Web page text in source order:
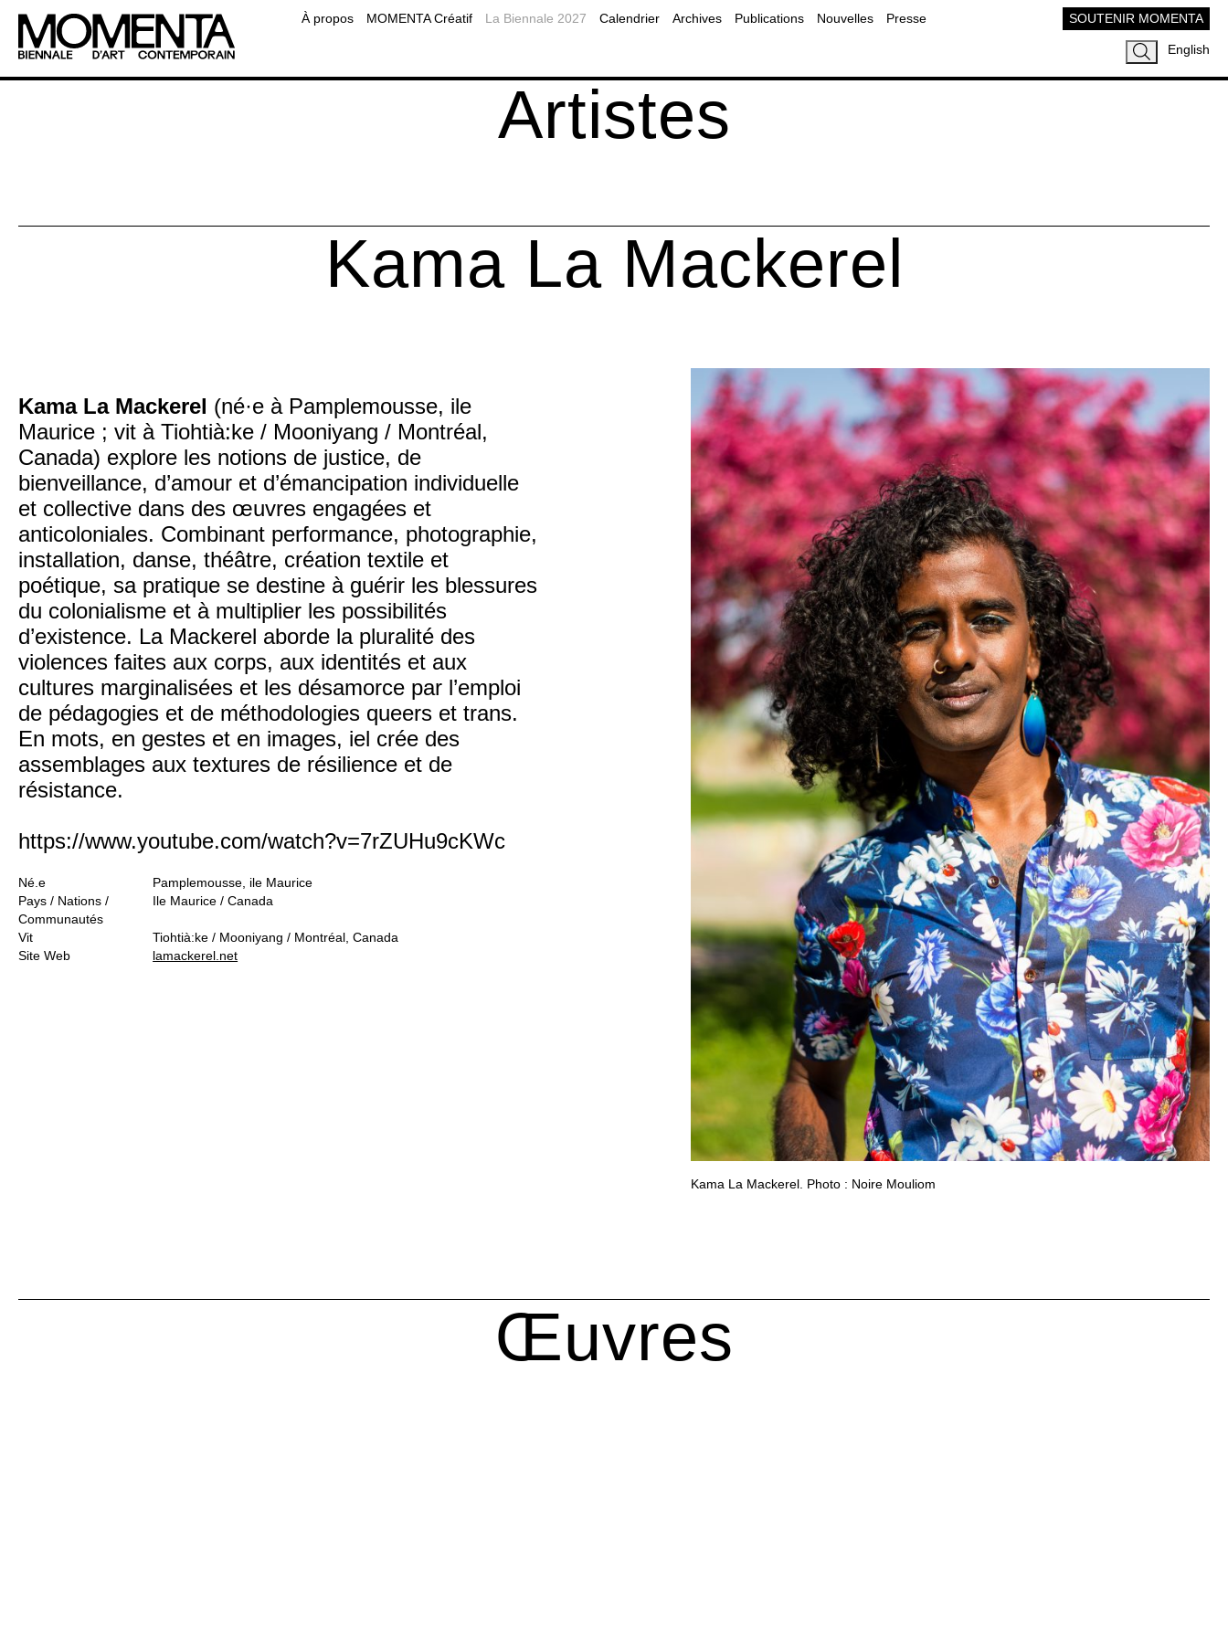
À propos
Contact
MOMENTA Créatif
2017
La Biennale 2027
Accessibilité
Calendrier Archives
Programmes publicsPublications Nouvelles Presse SOUTENIR MOMENTA
English
Artistes
Kama La Mackerel
Kama La Mackerel (né·e à Pamplemousse, ile
Maurice ; vit à Tiohtià:ke / Mooniyang / Montréal,
Canada) explore les notions de justice, de
bienveillance, d’amour et d’émancipation individuelle
et collective dans des œuvres engagées et
anticoloniales. Combinant performance, photographie,
installation, danse, théâtre, création textile et
poétique, sa pratique se destine à guérir les blessures
du colonialisme et à multiplier les possibilités
d’existence. La Mackerel aborde la pluralité des
violences faites aux corps, aux identités et aux
cultures marginalisées et les désamorce par l’emploi
de pédagogies et de méthodologies queers et trans.
En mots, en gestes et en images, iel crée des
assemblages aux textures de résilience et de
résistance.
https://www.youtube.com/watch?v=7rZUHu9cKWc
Né.e
Pamplemousse, ile Maurice
Pays / Nations /
Communautés
Ile Maurice / Canada
Vit
Tiohtià:ke / Mooniyang / Montréal, Canada
Site Web
lamackerel.net
Kama La Mackerel. Photo : Noire Mouliom
Œuvres